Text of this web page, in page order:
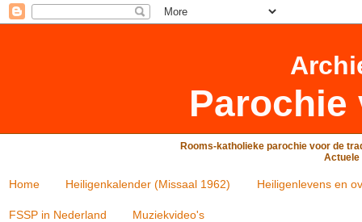
Parochie
Rooms-katholieke parochie voor de
Actuele
Home Heiligenkalender (Missaal 1962) Heiligenlevens en
FSSP in Nederland Muziekvideo's